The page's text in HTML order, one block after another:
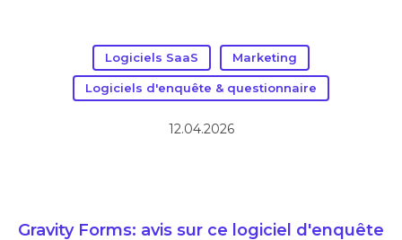
Logiciels SaaS Marketing
Logiciels d'enquête & questionnaire
12.04.2026
Gravity Forms: avis sur ce logiciel d'enquête